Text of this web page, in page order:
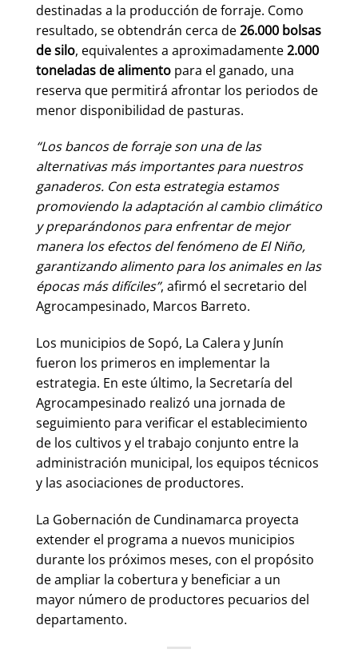
destinadas a la producción de forraje. Como
resultado, se obtendrán cerca de26.000 bolsas
de silo, equivalentes a aproximadamente2.000
toneladas de alimento para el ganado, una
reserva que permitirá afrontar los periodos de
menor disponibilidad de pasturas.
“Los bancos de forraje son una de las
alternativas más importantes para nuestros
ganaderos. Con esta estrategia estamos
promoviendo la adaptación al cambio climático
y preparándonos para enfrentar de mejor
manera los efectos del fenómeno de El Niño,
garantizando alimento para los animales en las
épocas más difíciles”, afirmó el secretario del
Agrocampesinado, Marcos Barreto.
Los municipios de Sopó, La Calera y Junín
fueron los primeros en implementar la
estrategia. En este último, la Secretaría del
Agrocampesinado realizó una jornada de
seguimiento para verificar el establecimiento
de los cultivos y el trabajo conjunto entre la
administración municipal, los equipos técnicos
y las asociaciones de productores.
La Gobernación de Cundinamarca proyecta
extender el programa a nuevos municipios
durante los próximos meses, con el propósito
de ampliar la cobertura y beneficiar a un
mayor número de productores pecuarios del
departamento.